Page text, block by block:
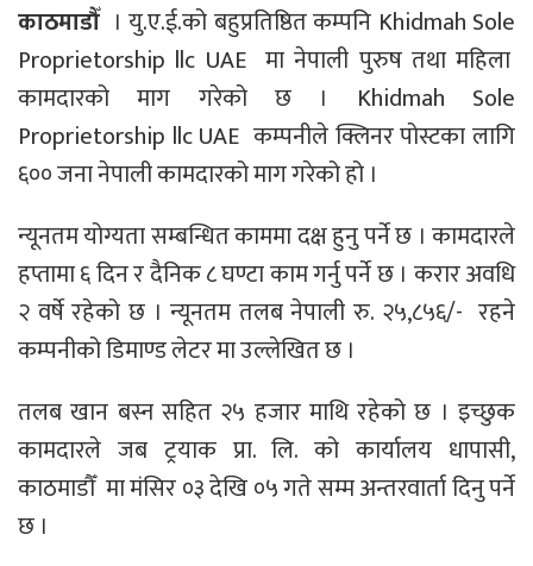
काठमाडौँ । यु.ए.ई.को बहुप्रतिष्ठित कम्पनि Khidmah Sole
Proprietorship llc UAE मा नेपाली पुरुष तथा महिला
कामदारको माग गरेको छ । Khidmah Sole
Proprietorship llc UAE कम्पनीले क्लिनर पोस्टका लागि
६०० जना नेपाली कामदारको माग गरेको हो ।
न्यूनतम योग्यता सम्बन्धित काममा दक्ष हुनु पर्ने छ । कामदारले
हप्तामा ६ दिन र दैनिक ८ घण्टा काम गर्नु पर्ने छ । करार अवधि
२ वर्षे रहेको छ । न्यूनतम तलब नेपाली रु. २५,८५६/- रहने
कम्पनीको डिमाण्ड लेटर मा उल्लेखित छ ।
तलब खान बस्न सहित २५ हजार माथि रहेको छ । इच्छुक
कामदारले जब ट्रयाक प्रा. लि. को कार्यालय धापासी,
काठमाडौँ मा मंसिर ०३ देखि ०५ गते सम्म अन्तरवार्ता दिनु पर्ने
छ ।